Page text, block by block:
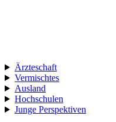
Ärzteschaft
Vermischtes
Ausland
Hochschulen
Junge Perspektiven